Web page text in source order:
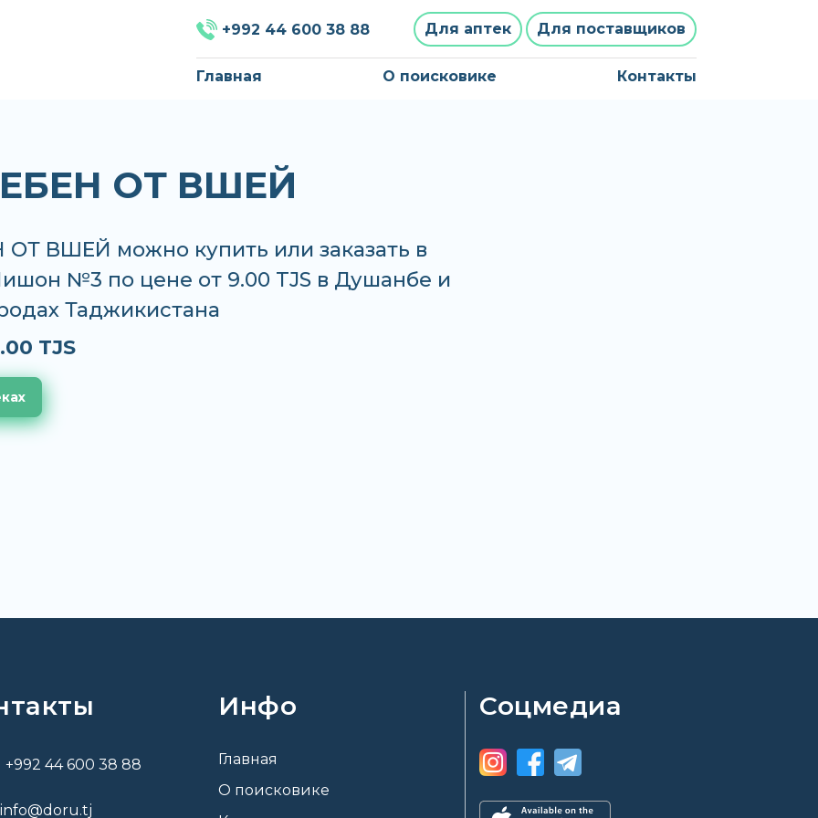
+992 44 600 38 88 Для аптек Для поставщиков
Главная О поисковике Контакты
ОТ ВШЕЙ
ОТ ВШЕЙ можно купить или заказать в
№3 по цене от 9.00 TJS в Душанбе и
Таджикистана
TJS
+992 44 600 38 88
info@doru.tj
Инфо
Главная
О поисковике
Соцмедиа